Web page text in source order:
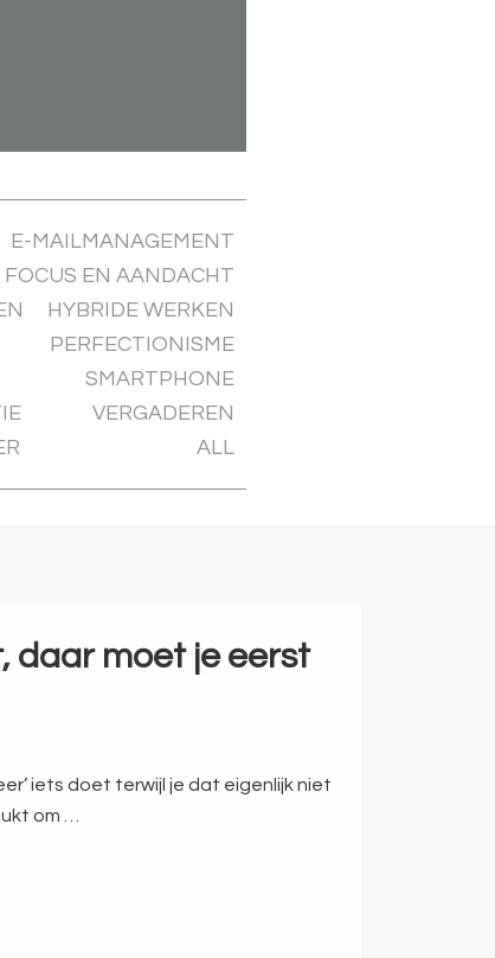
E-MAILMANAGEMENT
FOCUS EN AANDACHT
HYBRIDE WERKEN
PERFECTIONISME
SMARTPHONE
VERGADEREN
ALL
daar moet je eerst
iets doet terwijl je dat eigenlijk niet
om …